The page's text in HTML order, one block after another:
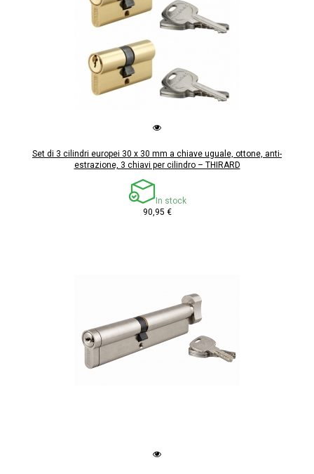
Set di 3 cilindri europei 30 x 30 mm a chiave uguale, ottone, anti-
estrazione, 3 chiavi per cilindro – THIRARD
In stock
90,95 €